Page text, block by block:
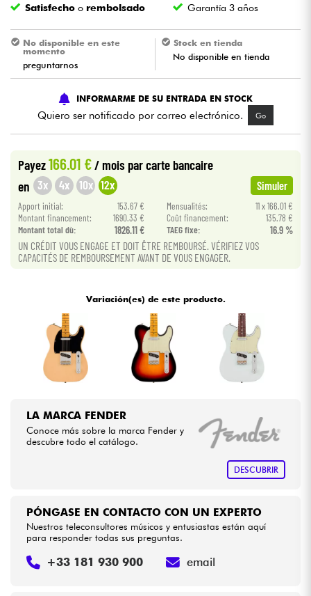
Violines y cuarteto
Niños
HiFi
Bundle
Ver nuestras marcas
Satisfecho o rembolsado Garantía 3 años
No disponible en este
momento
preguntarnos
Stock en tienda
No disponible en tienda
INFORMARME DE SU ENTRADA EN STOCK
Quiero ser notificado por correo electrónico. Go
Payez166.01 € / mois par carte bancaire
en 3x 4x 10x 12x Simuler
Apport initial: 153.67 € Mensualités:
11 x 166.01 €
Montant financement:
1690.33 € Coût financement:
135.78 €
Montant total dù:
1826.11 € TAEG fixe: 16.9 %
UN CRÉDIT VOUS ENGAGE ET DOIT ÊTRE REMBOURSÉ. VÉRIFIEZ VOS
CAPACITÉS DE REMBOURSEMENT AVANT DE VOUS ENGAGER.
Variación(es) de este producto.
LA MARCA FENDER
Conoce más sobre la marca Fender y
descubre todo el catálogo.
DESCUBRIR
PÓNGASE EN CONTACTO CON UN EXPERTO
Nuestros teleconsultores músicos y entusiastas están aquí
para responder todas sus preguntas.
+33 181 930 900 email